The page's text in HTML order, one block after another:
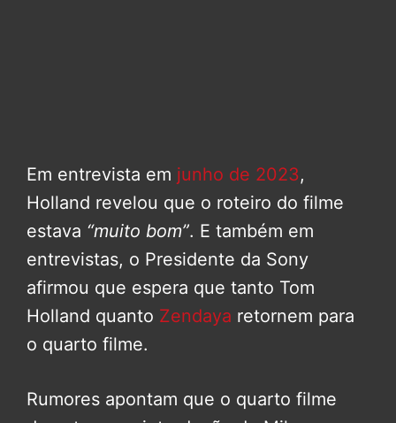
Em entrevista em junho de 2023,
Holland revelou que o roteiro do filme
estava “muito bom”. E também em
entrevistas, o Presidente da Sony
afirmou que espera que tanto Tom
Holland quanto Zendaya retornem para
o quarto filme.
Rumores apontam que o quarto filme